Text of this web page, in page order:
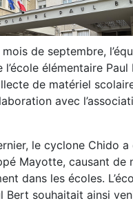
de septembre,
élémentaire Paul
de matériel
avec
le cyclone Chido
Mayotte, causant de
dans les écoles.
Bert souhaitait ainsi